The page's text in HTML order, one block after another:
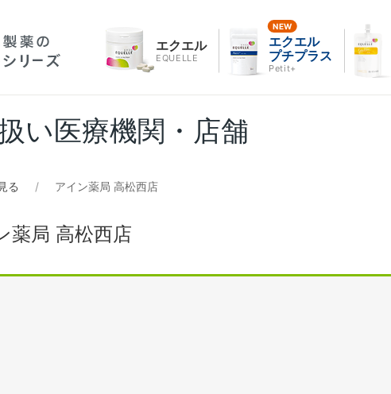
エクエル
EQUELLE
エクエル
プチプラス
Petit+
い医療機関・店舗
る アイン薬局 高松西店
薬局 高松西店